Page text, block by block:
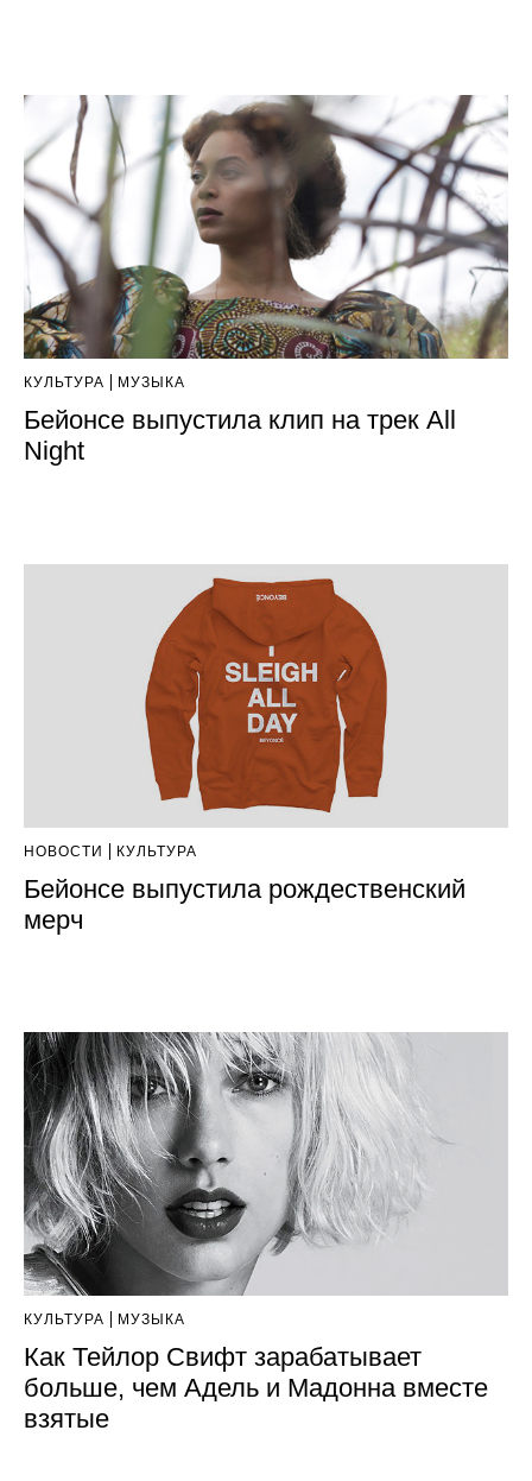
КУЛЬТУРА МУЗЫКА
Бейонсе выпустила клип на трек All
Night
НОВОСТИ КУЛЬТУРА
Бейонсе выпустила рождественский
мерч
КУЛЬТУРА МУЗЫКА
Как Тейлор Свифт зарабатывает
больше, чем Адель и Мадонна вместе
взятые